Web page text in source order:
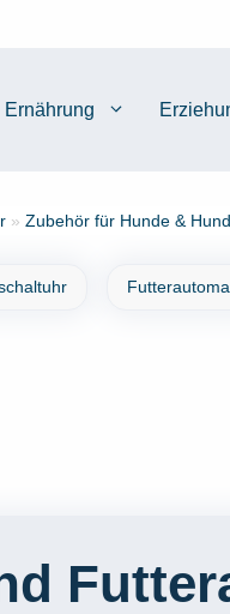
Ernährung
» Zubehör für Hunde &